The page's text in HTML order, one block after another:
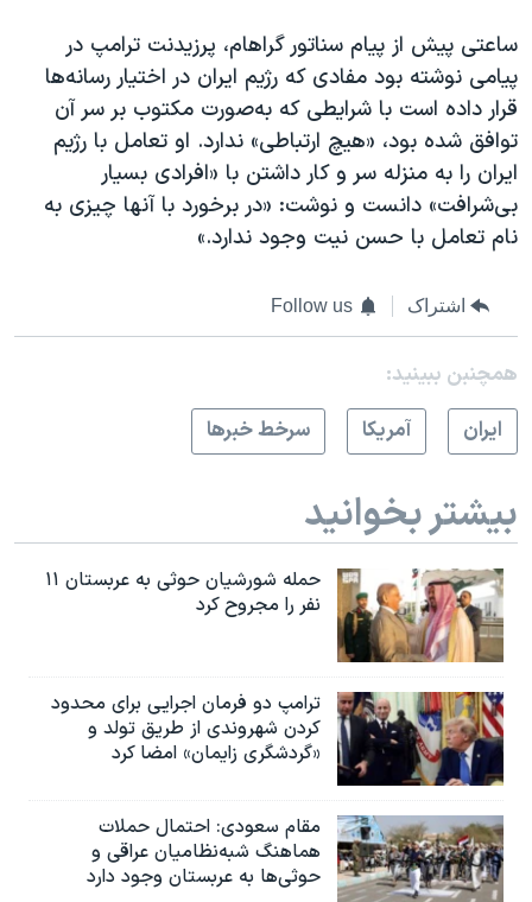
ساعتی پیش از پیام سناتور گراهام، پرزیدنت ترامپ در
پیامی نوشته بود مفادی که رژیم ایران در اختیار رسانه‌ها
قرار داده است با شرایطی که به‌صورت مکتوب بر سر آن
توافق شده بود، «هیچ ارتباطی» ندارد. او تعامل با رژیم
ایران را به منزله سر و کار داشتن با «افرادی بسیار
بی‌شرافت» دانست و نوشت: «در برخورد با آنها چیزی به
نام تعامل با حسن نیت وجود ندارد.»
اشتراک Follow us
همچنبن ببینید:
ايران
آمريکا سرخط خبرها
بیشتر بخوانید
حمله شورشیان حوثی به عربستان ۱۱
نفر را مجروح کرد
ترامپ دو فرمان اجرایی برای محدود
کردن شهروندی از طریق تولد و
«گردشگری زایمان» امضا کرد
مقام سعودی: احتمال حملات
هماهنگ شبه‌نظامیان عراقی و
حوثی‌ها به عربستان وجود دارد